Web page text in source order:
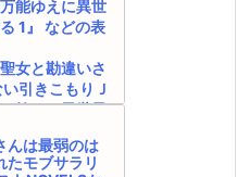
能ゆえに異世
1』 などの表
女と勘違いさ
引きこもりＪ
拾われ異世界
奉仕で凡人の
んは最弱のは
たモブサラリ